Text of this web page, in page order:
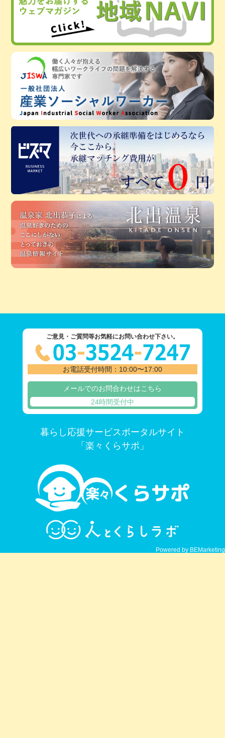
ご意見・ご質問等お気軽にお問い合わせ下さい。
お電話受付時間：10:00〜17:00
メールでのお問合わせはこちら
24時間受付中
暮らし応援サービスポータルサイト
「楽々くらサポ」
Powered by BEMarketing